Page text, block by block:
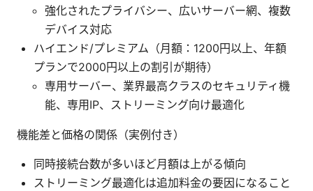
強化されたプライバシー、広いサーバー網、複数
デバイス対応
ハイエンド/プレミアム（月額：1200円以上、年額
プランで2000円以上の割引が期待）
専用サーバー、業界最高クラスのセキュリティ機
能、専用IP、ストリーミング向け最適化
機能差と価格の関係（実例付き）
同時接続台数が多いほど月額は上がる傾向
ストリーミング最適化は追加料金の要因になること